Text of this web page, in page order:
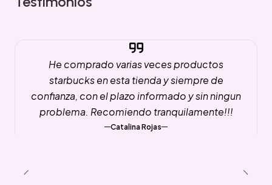
He comprado varias veces productos
starbucks en esta tienda y siempre de
confianza, con el plazo informado y sin ningun
problema. Recomiendo tranquilamente!!!
Catalina Rojas